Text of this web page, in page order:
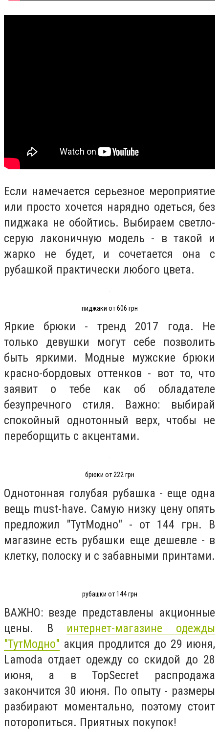
Если намечается серьезное мероприятие
или просто хочется нарядно одеться, без
пиджака не обойтись. Выбираем светло-
серую лаконичную модель - в такой и
жарко не будет, и сочетается она с
рубашкой практически любого цвета.
пиджаки от 606 грн
Яркие брюки - тренд 2017 года. Не
только девушки могут себе позволить
быть яркими. Модные мужские брюки
красно-бордовых оттенков - вот то, что
заявит о тебе как об обладателе
безупречного стиля. Важно: выбирай
спокойный однотонный верх, чтобы не
переборщить с акцентами.
брюки от 222 грн
Однотонная голубая рубашка - еще одна
вещь must-have. Самую низку цену опять
предложил "ТутМодно" - от 144 грн. В
магазине есть рубашки еще дешевле - в
клетку, полоску и с забавными принтами.
рубашки от 144 грн
ВАЖНО: везде представлены акционные
цены. В интернет-магазине одежды
"ТутМодно" акция продлится до 29 июня,
Lamoda отдает одежду со скидой до 28
июня, а в TopSecret распродажа
закончится 30 июня. По опыту - размеры
разбирают моментально, поэтому стоит
поторопиться. Приятных покупок!